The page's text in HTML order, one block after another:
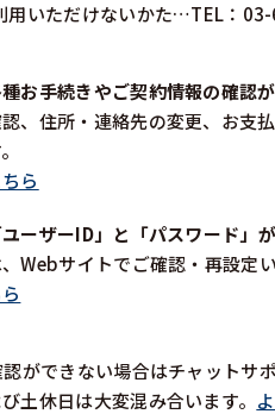
用いただけないかた…TEL：
お手続きやご契約情報の確認が
、住所・連絡先の変更、お支
ら
ーザーID」と「パスワード」が
Webサイトでご確認・再設定い
ができない場合はチャットサポ
土休日は大変混み合います。